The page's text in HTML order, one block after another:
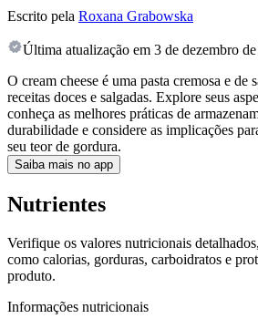
Escrito pela Roxana Grabowska
Última atualização em 3 de dezembro
O cream cheese é uma pasta cremosa e de
receitas doces e salgadas. Explore seus
conheça as melhores práticas de
durabilidade e considere as implicações
seu teor de gordura.
Saiba mais no app
Nutrientes
Verifique os valores nutricionais
como calorias, gorduras, carboidratos e
produto.
Informações nutricionais